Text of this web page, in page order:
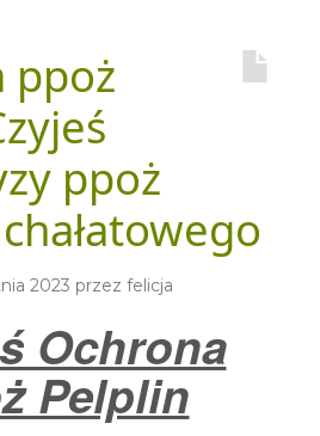
ppoż
ppoż
2023 przez felicja
Ochrona
Pelplin